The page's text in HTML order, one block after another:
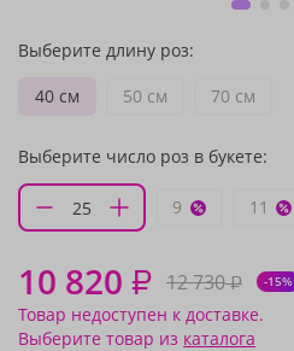
Выберите длину роз:
40 см
50 см 70 см
Выберите число роз в букете:
9 11
10 820 ₽ 12 730₽ -15%
Товар недоступен к доставке.
Выберите товар из каталога